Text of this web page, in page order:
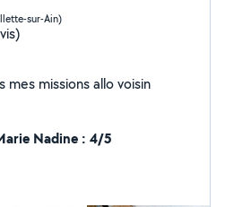
sur-Ain)
mes missions allo voisin
Nadine : 4/5